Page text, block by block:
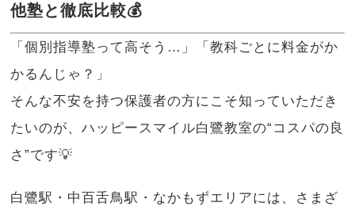
他塾と徹底比較💰
「個別指導塾って高そう…」「教科ごとに料金がか
かるんじゃ？」
そんな不安を持つ保護者の方にこそ知っていただき
たいのが、ハッピースマイル白鷺教室の“コスパの良
さ”です💡
白鷺駅・中百舌鳥駅・なかもずエリアには、さまざ